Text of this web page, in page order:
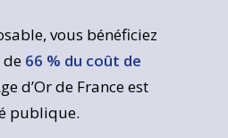
vous bénéficiez
de 66 % du coût de
d’Or de France est
publique.